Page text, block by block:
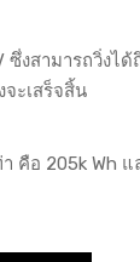
งสามารถวิ่งได้
ะเสร็จสิ้น
คือ 205k Wh แ